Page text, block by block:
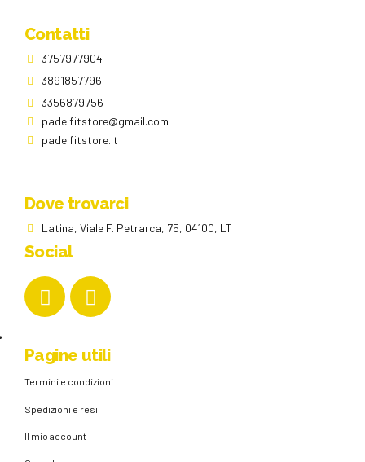
Contatti
3757977904
3891857796
3356879756
padelfitstore@gmail.com
padelfitstore.it
Dove trovarci
Latina, Viale F. Petrarca, 75, 04100, LT
Social
Pagine utili
Termini e condizioni
Spedizioni e resi
Il mio account